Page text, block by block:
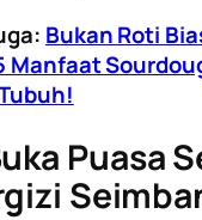
Bukan Roti
Manfaat
Puasa